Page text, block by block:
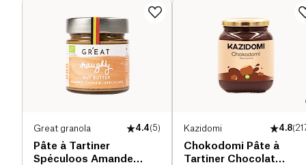
Great granola 4.4(5)
Pâte à Tartiner
Spéculoos Amande
Kazidomi 4.8(
Chokodomi Pâte à
Tartiner Chocolat